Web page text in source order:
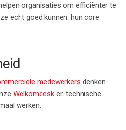
organisaties om efficiënter te
echt goed kunnen: hun core
medewerkers denken
Welkomdesk en technische
werken.